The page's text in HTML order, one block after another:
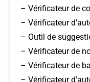
– Vérificateur de
– Vérificateur
– Outil de
– Vérificateur de
– Vérificateur de
– Vérificateur